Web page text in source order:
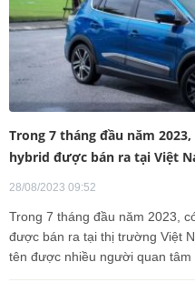
Trong 7 tháng đầu năm
hybrid được bán ra tại Việt
28/08/2023 09:52
Trong 7 tháng đầu năm 2023,
được bán ra tại thị trường Việt
tên được nhiều người quan tâm